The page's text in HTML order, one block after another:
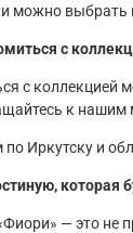
можно выбрать
с
с коллекцией
к
Иркутску и
которая
— это не